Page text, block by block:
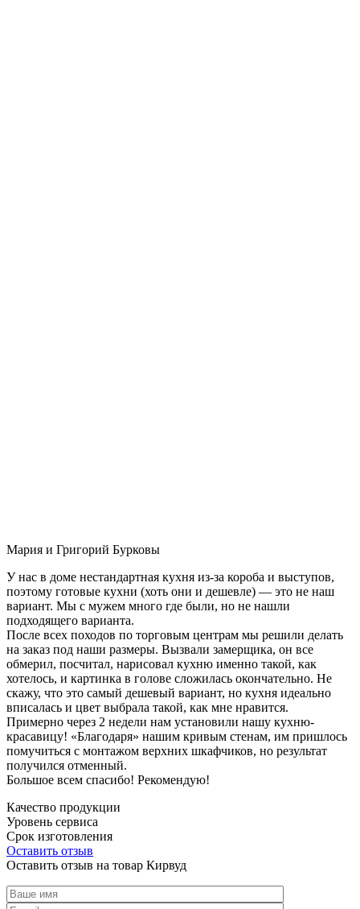
Мария и Григорий Бурковы
У нас в доме нестандартная кухня из-за короба и выступов,
поэтому готовые кухни (хоть они и дешевле) — это не наш
вариант. Мы с мужем много где были, но не нашли
подходящего варианта.
После всех походов по торговым центрам мы решили делать
на заказ под наши размеры. Вызвали замерщика, он все
обмерил, посчитал, нарисовал кухню именно такой, как
хотелось, и картинка в голове сложилась окончательно. Не
скажу, что это самый дешевый вариант, но кухня идеально
вписалась и цвет выбрала такой, как мне нравится.
Примерно через 2 недели нам установили нашу кухню-
красавицу! «Благодаря» нашим кривым стенам, им пришлось
помучиться с монтажом верхних шкафчиков, но результат
получился отменный.
Большое всем спасибо! Рекомендую!
Качество продукции
Уровень сервиса
Срок изготовления
Оставить отзыв
Оставить отзыв на товар Кирвуд